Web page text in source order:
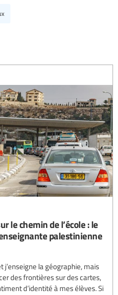
le chemin de l’école : le
palestinienne
j’enseigne la géographie, mais
des frontières sur des cartes,
d’identité à mes élèves. Si